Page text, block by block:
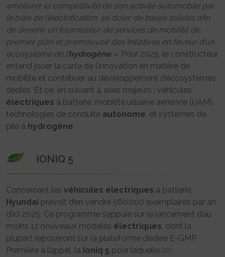
améliorer la compétitivité de son activité automobile par
le biais de l’électrification, se doter de bases solides afin
de devenir un fournisseur de services de mobilité de
premier plan et promouvoir des initiatives en faveur d’un
écosystème de l’hydrogène ». Pour 2025, le constructeur
entend jouer la carte de l’innovation en matière de
mobilité et contribuer au développement d’écosystèmes
dédiés. Et ce, en suivant 4 axes majeurs : véhicules
électriques à batterie, mobilité urbaine aérienne (UAM),
technologies de conduite autonome, et systèmes de
pile à hydrogène.
IONIQ 5
Concernant les véhicules électriques à batterie,
Hyundai prévoit d’en vendre 560.000 exemplaires par an
d’ici 2025. Ce programme s’appuie sur le lancement d’au
moins 12 nouveaux modèles électriques, dont la
plupart reposeront sur la plateforme dédiée E-GMP.
Première à l’appel, la Ioniq 5 pour laquelle les